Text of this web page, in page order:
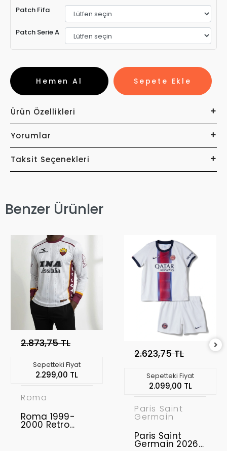
Patch Fifa
Patch Serie A
Sepete Ekle
Hemen Al
Ürün Özellikleri
Yorumlar
Taksit Seçenekleri
Benzer Ürünler
2.873,75 TL
Sepetteki Fiyat
2.299,00 TL
Roma
Roma 1999-
2000 Retro
2.623,75 TL
Sepetteki Fiyat
2.099,00 TL
Paris Saint
Germain
Paris Saint
Germain 2026-